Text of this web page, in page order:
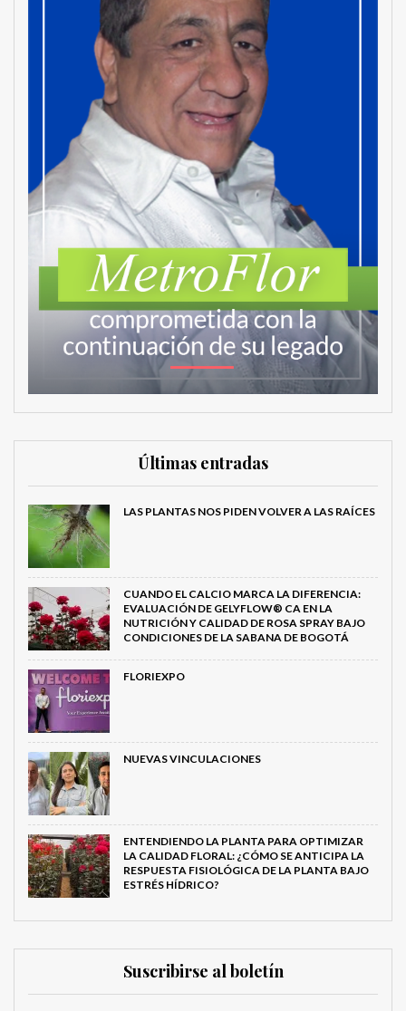
Últimas entradas
LAS PLANTAS NOS PIDEN VOLVER A LAS RAÍCES
CUANDO EL CALCIO MARCA LA DIFERENCIA:
EVALUACIÓN DE GELYFLOW® CA EN LA
NUTRICIÓN Y CALIDAD DE ROSA SPRAY BAJO
CONDICIONES DE LA SABANA DE BOGOTÁ
FLORIEXPO
NUEVAS VINCULACIONES
ENTENDIENDO LA PLANTA PARA OPTIMIZAR
LA CALIDAD FLORAL: ¿CÓMO SE ANTICIPA LA
RESPUESTA FISIOLÓGICA DE LA PLANTA BAJO
ESTRÉS HÍDRICO?
Suscribirse al boletín